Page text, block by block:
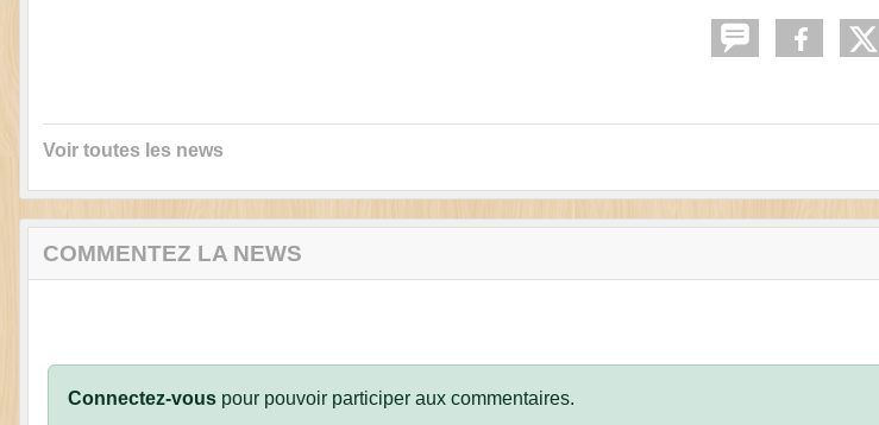
Voir toutes les news
COMMENTEZ LA NEWS
Connectez-vous pour pouvoir participer aux commentaires.